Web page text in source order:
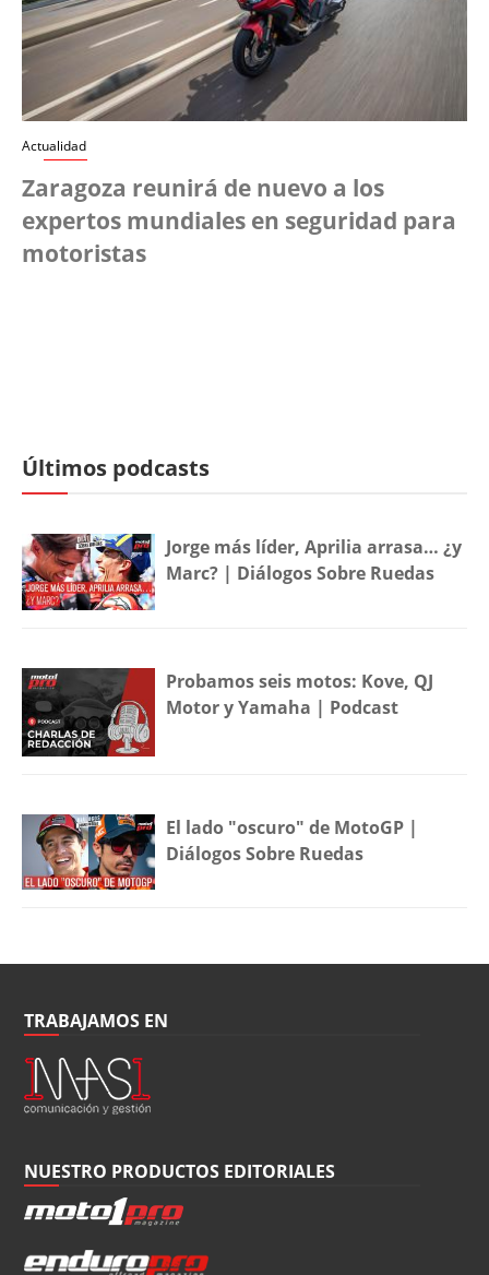
Actualidad
Zaragoza reunirá de nuevo a los
expertos mundiales en seguridad para
motoristas
Últimos podcasts
Jorge más líder, Aprilia arrasa… ¿y
Marc? | Diálogos Sobre Ruedas
Probamos seis motos: Kove, QJ
Motor y Yamaha | Podcast
El lado "oscuro" de MotoGP |
Diálogos Sobre Ruedas
TRABAJAMOS EN
NUESTRO PRODUCTOS EDITORIALES